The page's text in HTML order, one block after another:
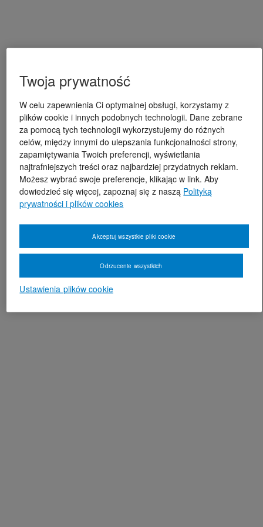
Twoja prywatność
W celu zapewnienia Ci optymalnej obsługi, korzystamy z
plików cookie i innych podobnych technologii. Dane zebrane
za pomocą tych technologii wykorzystujemy do różnych
celów, między innymi do ulepszania funkcjonalności strony,
zapamiętywania Twoich preferencji, wyświetlania
najtrafniejszych treści oraz najbardziej przydatnych reklam.
Możesz wybrać swoje preferencje, klikając w link. Aby
dowiedzieć się więcej, zapoznaj się z naszą Polityką
prywatności i plików cookies
Ustawienia plików cookie
Odrzucenie wszystkich
Akceptuj wszystkie pliki cookie